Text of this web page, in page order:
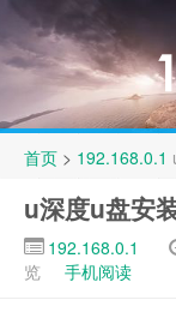
首页 > 192.168.0.1
u深度u盘安
192.168.0.1
览
手机阅读